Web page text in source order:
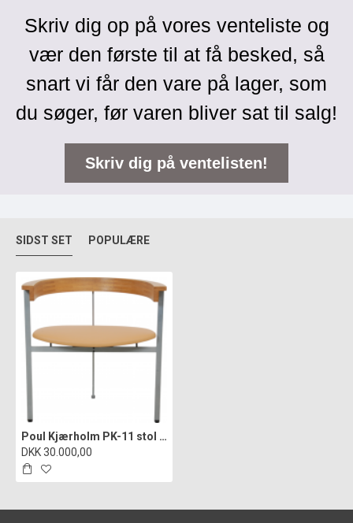
Skriv dig op på vores venteliste og
vær den første til at få besked, så
snart vi får den vare på lager, som
du søger, før varen bliver sat til salg!
Skriv dig på ventelisten!
SIDST SET POPULÆRE
Poul Kjærholm PK-11 stol i Nevada læder
DKK 30.000,00